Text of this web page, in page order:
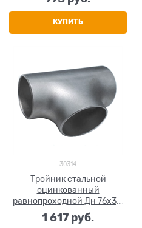
17376-2001
КУПИТЬ
30314
Тройник стальной
оцинкованный
равнопроходной Дн 76х3,5
(Ду 65) бесшовный ГОСТ
17376-2001
1 617 руб.